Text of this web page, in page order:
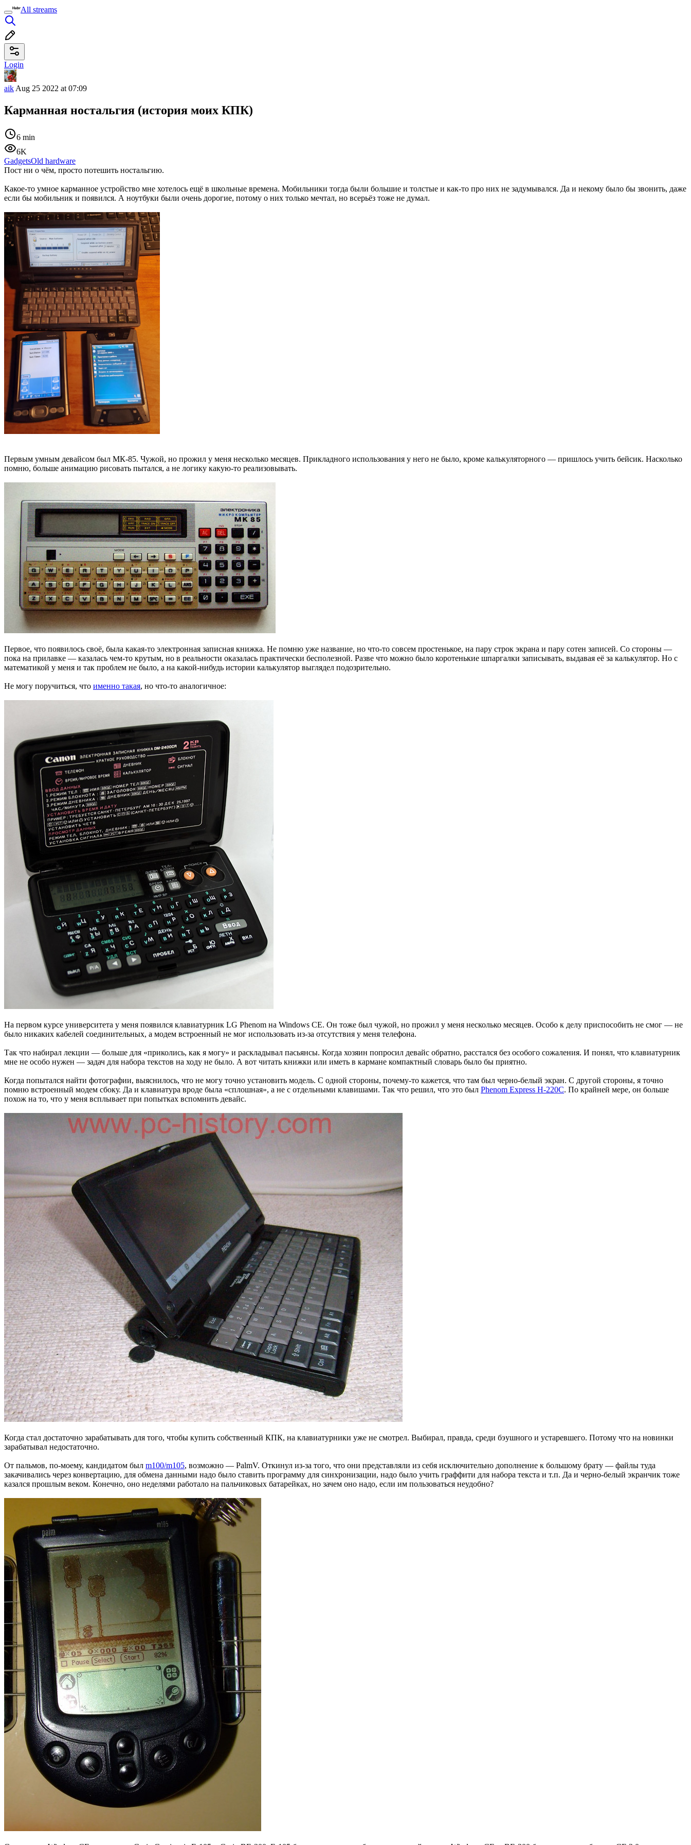
All streams
Login
aik Aug 25 2022 at 07:09
Карманная ностальгия (история моих КПК)
6 min
6K
GadgetsOld hardware
Пост ни о чём, просто потешить ностальгию.
Какое-то умное карманное устройство мне хотелось ещё в школьные времена. Мобильники тогда были большие и толстые и как-то про них не задумывался. Да и некому было бы звонить, даже
если бы мобильник и появился. А ноутбуки были очень дорогие, потому о них только мечтал, но всерьёз тоже не думал.
Первым умным девайсом был МК-85. Чужой, но прожил у меня несколько месяцев. Прикладного использования у него не было, кроме калькуляторного — пришлось учить бейсик. Насколько
помню, больше анимацию рисовать пытался, а не логику какую-то реализовывать.
Первое, что появилось своё, была какая-то электронная записная книжка. Не помню уже название, но что-то совсем простенькое, на пару строк экрана и пару сотен записей. Со стороны —
пока на прилавке — казалась чем-то крутым, но в реальности оказалась практически бесполезной. Разве что можно было коротенькие шпаргалки записывать, выдавая её за калькулятор. Но с
математикой у меня и так проблем не было, а на какой-нибудь истории калькулятор выглядел подозрительно.
Не могу поручиться, что именно такая, но что-то аналогичное:
На первом курсе университета у меня появился клавиатурник LG Phenom на Windows CE. Он тоже был чужой, но прожил у меня несколько месяцев. Особо к делу приспособить не смог — не
было никаких кабелей соединительных, а модем встроенный не мог использовать из-за отсутствия у меня телефона.
Так что набирал лекции — больше для «приколись, как я могу» и раскладывал пасьянсы. Когда хозяин попросил девайс обратно, расстался без особого сожаления. И понял, что клавиатурник
мне не особо нужен — задач для набора текстов на ходу не было. А вот читать книжки или иметь в кармане компактный словарь было бы приятно.
Когда попытался найти фотографии, выяснилось, что не могу точно установить модель. С одной стороны, почему-то кажется, что там был черно-белый экран. С другой стороны, я точно
помню встроенный модем сбоку. Да и клавиатура вроде была «сплошная», а не с отдельными клавишами. Так что решил, что это был Phenom Express H-220C. По крайней мере, он больше
похож на то, что у меня всплывает при попытках вспомнить девайс.
Когда стал достаточно зарабатывать для того, чтобы купить собственный КПК, на клавиатурники уже не смотрел. Выбирал, правда, среди бэушного и устаревшего. Потому что на новинки
зарабатывал недостаточно.
От пальмов, по-моему, кандидатом был m100/m105, возможно — PalmV. Откинул из-за того, что они представляли из себя исключительно дополнение к большому брату — файлы туда
закачивались через конвертацию, для обмена данными надо было ставить программу для синхронизации, надо было учить граффити для набора текста и т.п. Да и черно-белый экранчик тоже
казался прошлым веком. Конечно, оно неделями работало на пальчиковых батарейках, но зачем оно надо, если им пользоваться неудобно?